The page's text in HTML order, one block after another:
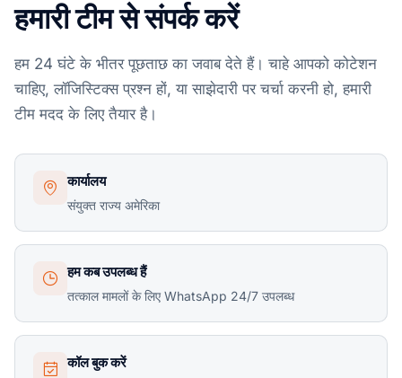
हमारी टीम से संपर्क करें
हम 24 घंटे के भीतर पूछताछ का जवाब देते हैं। चाहे आपको कोटेशन
चाहिए, लॉजिस्टिक्स प्रश्न हों, या साझेदारी पर चर्चा करनी हो, हमारी
टीम मदद के लिए तैयार है।
कार्यालय
संयुक्त राज्य अमेरिका
हम कब उपलब्ध हैं
तत्काल मामलों के लिए WhatsApp 24/7 उपलब्ध
कॉल बुक करें